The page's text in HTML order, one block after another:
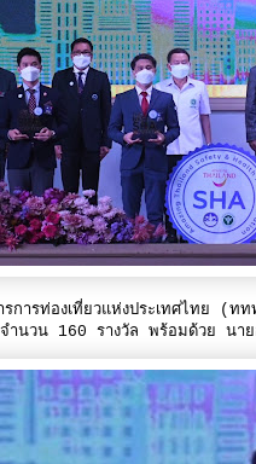
การท่องเที่ยวแห่งประเทศไทย
จำนวน 160 รางวัล พร้อมด้วย น